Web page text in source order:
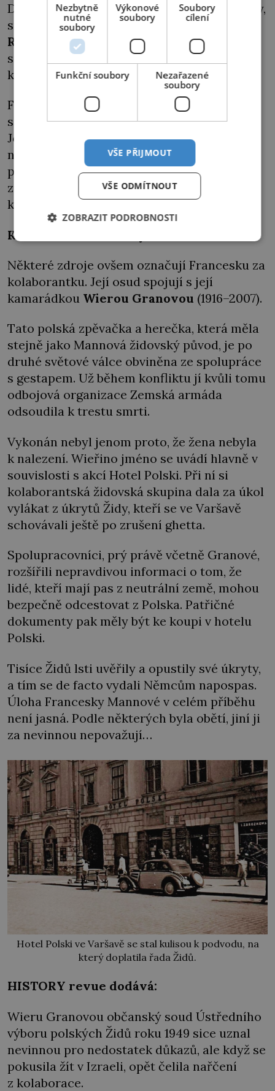
Do místnosti brzy vpadnou nacistické posily,
snad včetně samotného velitele tábora
Rudolfa Hösse
(1901–1947). Rebelky zabíjejí
samopaly nebo je naženou do plynové
komory.
Franceska si podle některých svědectví
sama bere život Quakernackovou pistolí.
Josef Schillinger během převozu do
nemocnice umírá na následky střelných
poranění břicha. Wilhelm Emmerich je
zraněn na noze, přežije, ale po zbytek života
kulhá.
Kolaborovala s nacisty?
Některé zdroje ovšem označují Francesku za
kolaborantku. Její osud spojují s její
kamarádkou Wierou Granovou (1916–2007).
Tato polská zpěvačka a herečka, která měla
stejně jako Mannová židovský původ, je po
druhé světové válce obviněna ze spolupráce
s gestapem. Už během konfliktu jí kvůli tomu
odbojová organizace Zemská armáda
odsoudila k trestu smrti.
Vykonán nebyl jenom proto, že žena nebyla
k nalezení. Wieřino jméno se uvádí hlavně v
souvislosti s akcí Hotel Polski. Při ní si
kolaborantská židovská skupina dala za úkol
vylákat z úkrytů Židy, kteří se ve Varšavě
schovávali ještě po zrušení ghetta.
Spolupracovníci, prý právě včetně Granové,
rozšířili nepravdivou informaci o tom, že
lidé, kteří mají pas z neutrální země, mohou
bezpečně odcestovat z Polska. Patřičné
dokumenty pak měly být ke koupi v hotelu
Polski.
Tisíce Židů lsti uvěřily a opustily své úkryty,
a tím se de facto vydali Němcům napospas.
Úloha Francesky Mannové v celém příběhu
není jasná. Podle některých byla obětí, jiní ji
za nevinnou nepovažují…
Hotel Polski ve Varšavě se stal kulisou k podvodu, na
který doplatila řada Židů.
HISTORY revue dodává:
Wieru Granovou občanský soud Ústředního
výboru polských Židů roku 1949 sice uznal
nevinnou pro nedostatek důkazů, ale když se
pokusila žít v Izraeli, opět čelila nařčení
z kolaborace.
Nezbytně
nutné
soubory
Výkonové
soubory
Soubory
cílení
Funkční soubory
Nezařazené
soubory
VŠE PŘIJMOUT
VŠE ODMÍTNOUT
ZOBRAZIT PODROBNOSTI